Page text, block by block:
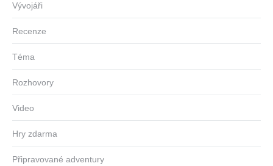
Vývojáři
Recenze
Téma
Rozhovory
Video
Hry zdarma
Připravované adventury